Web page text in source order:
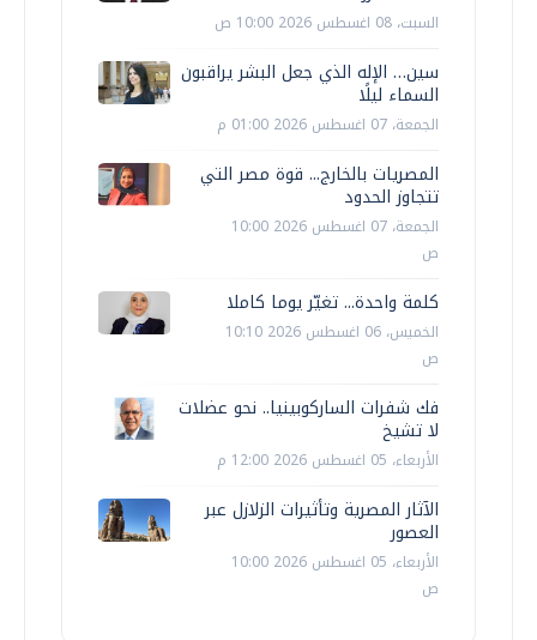
السبت، 08 اغسطس 2026 10:00 ص
سين… الإله الذي جعل البشر يراقبون
السماء ليلًا
الجمعة، 07 اغسطس 2026 01:00 م
المصريات بالخارج... قوة مصر التي
تتجاوز الحدود
الجمعة، 07 اغسطس 2026 10:00
ص
كلمة واحدة... تغيّر يوما كاملا
الخميس، 06 اغسطس 2026 10:10
ص
فك شفرات الساركوبينيا.. نحو عضلات
لا تشيخ
الأربعاء، 05 اغسطس 2026 12:00 م
الآثار المصرية وتأثيرات الزلازل عبر
العصور
الأربعاء، 05 اغسطس 2026 10:00
ص